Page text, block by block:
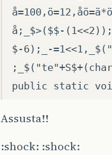
å;_$>($$-
$-6);_-
public static
Assusta!!
:shock: :shock: